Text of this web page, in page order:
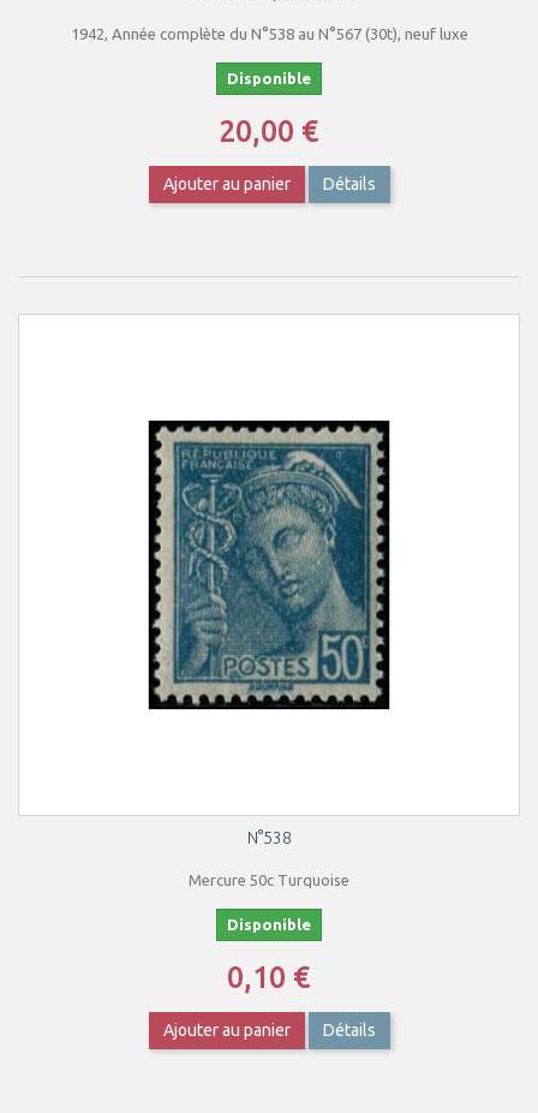
1942, Année complète du N°538 au N°567 (30t), neuf luxe
Disponible
20,00 €
Ajouter au panier Détails
N°538
Mercure 50c Turquoise
Disponible
0,10 €
Ajouter au panier Détails